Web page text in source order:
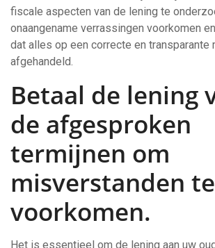
fiscale aspecten van de lening te
onaangename verrassingen voorkomen
dat alles op een correcte en transparante
afgehandeld.
Betaal de lening
de afgesproken
termijnen om
misverstanden te
voorkomen.
Het is essentieel om de lening aan uw